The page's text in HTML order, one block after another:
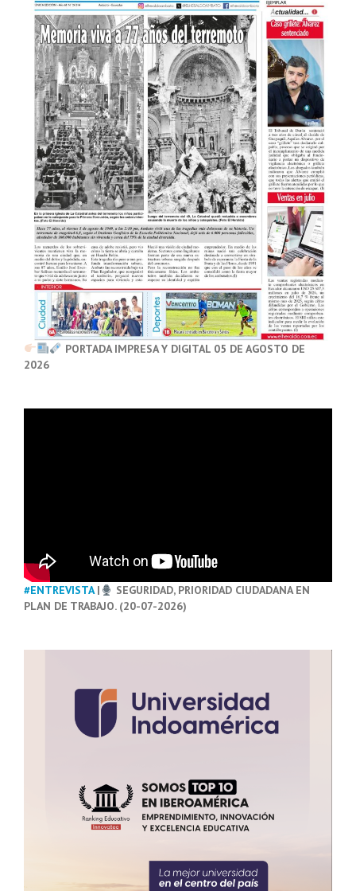
PORTADA IMPRESA Y DIGITAL 05 DE AGOSTO DE
2026
#ENTREVISTA|
SEGURIDAD, PRIORIDAD CIUDADANA EN
PLAN DE TRABAJO. (20-07-2026)